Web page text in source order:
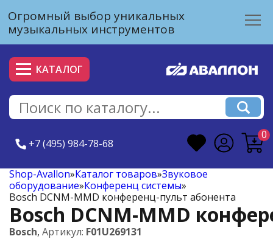
Огромный выбор уникальных
музыкальных инструментов
КАТАЛОГ
+7 (495) 984-78-68
0
Shop-Avallon»Каталог товаров»Звуковое
оборудование»Конференц системы»
Bosch DCNM-MMD конференц-пульт абонента
Bosch DCNM-MMD
Bosch, Артикул: F01U269131